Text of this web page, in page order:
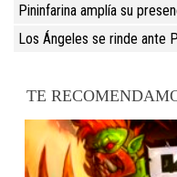
Pininfarina amplía su
Los Ángeles se rinde ante
TE